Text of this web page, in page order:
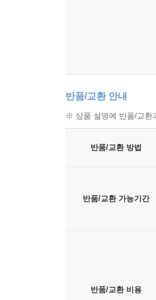
반품/교환 안내
※ 상품 설명에 반품/교환
반품/교환 방법
반품/교환 가능기간
반품/교환 비용